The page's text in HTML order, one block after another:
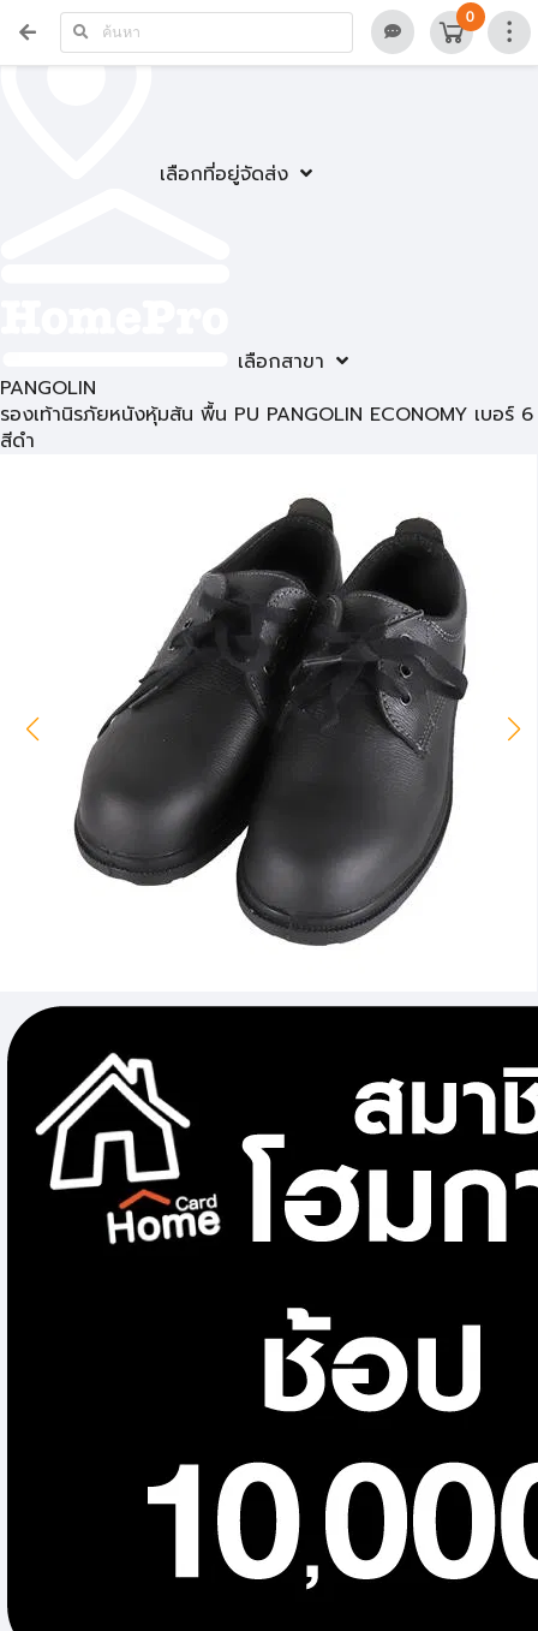
เลือกที่อยู่จัดส่ง
เลือกสาขา
0
PANGOLIN
รองเท้านิรภัยหนังหุ้มส้น พื้น PU PANGOLIN ECONOMY เบอร์ 6
สีดำ